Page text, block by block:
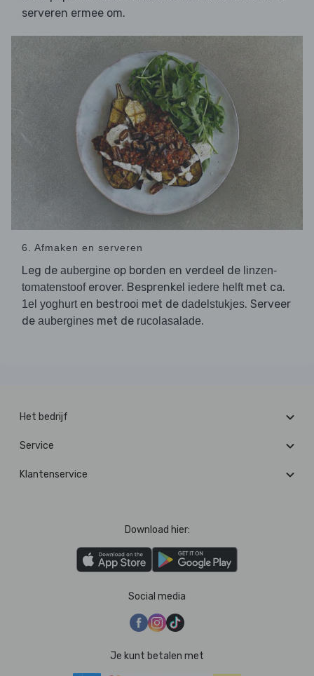
serveren ermee om.
6. Afmaken en serveren
Leg de aubergine op borden en verdeel de linzen-
tomatenstooferover. Besprenkel iedere helftmet ca.
1el yoghurten bestrooi met de dadelstukjes. Serveer
de aubergines met de rucolasalade.
Het bedrijf
Service
Klantenservice
Download hier:
Social media
Je kunt betalen met